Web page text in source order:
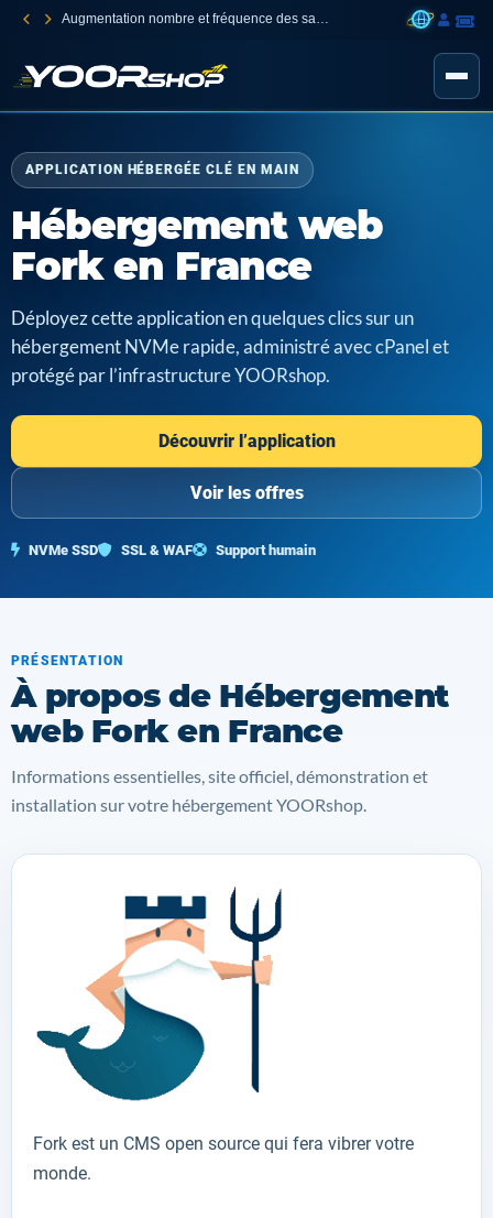
Augmentation nombre et fréquence des sauvegardes
APPLICATION HÉBERGÉE CLÉ EN MAIN
Hébergement web
Fork en France
Déployez cette application en quelques clics sur un
hébergement NVMe rapide, administré avec cPanel et
protégé par l’infrastructure YOORshop.
Découvrir l’application
Voir les offres
NVMe SSD SSL & WAF Support humain
PRÉSENTATION
À propos de Hébergement
web Fork en France
Informations essentielles, site officiel, démonstration et
installation sur votre hébergement YOORshop.
Fork est un CMS open source qui fera vibrer votre
monde.